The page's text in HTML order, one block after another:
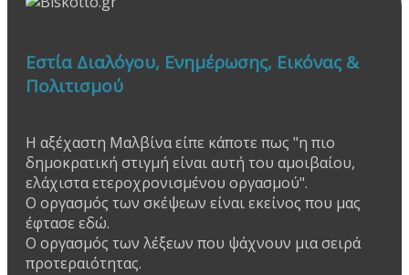
Εστία Διαλόγου, Ενημέρωσης, Εικόνας &
Πολιτισμού
Η αξέχαστη Μαλβίνα είπε κάποτε πως "η πιο
δημοκρατική στιγμή είναι αυτή του αμοιβαίου,
ελάχιστα ετεροχρονισμένου οργασμού".
Ο οργασμός των σκέψεων είναι εκείνος που μας
έφτασε εδώ.
Ο οργασμός των λέξεων που ψάχνουν μια σειρά
προτεραιότητας.